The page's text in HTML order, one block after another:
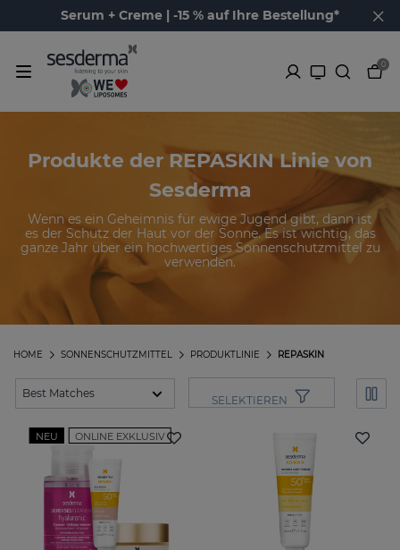
Serum + Creme | -15 % auf Ihre Bestellung*
0
Produkte der REPASKIN Linie von
Sesderma
Wenn es ein Geheimnis für ewige Jugend gibt, dann ist
es der Schutz der Haut vor der Sonne. Es ist wichtig, das
ganze Jahr über ein hochwertiges Sonnenschutzmittel zu
verwenden.
REPASKIN
PRODUKTLINIE
SONNENSCHUTZMITTEL
HOME
SELEKTIEREN
NEU ONLINE EXKLUSIV